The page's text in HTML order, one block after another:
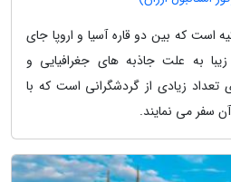
است که بین دو قاره آسیا و اروپا جای
به علت جاذبه های جغرافیایی و
تعداد زیادی از گردشگرانی است که با
آن سفر می نمایند.